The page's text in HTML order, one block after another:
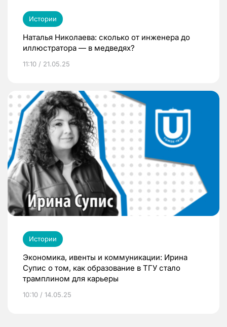
Истории
Наталья Николаева: сколько от инженера до
иллюстратора — в медведях?
11:10 / 21.05.25
Истории
Экономика, ивенты и коммуникации: Ирина
Супис о том, как образование в ТГУ стало
трамплином для карьеры
10:10 / 14.05.25